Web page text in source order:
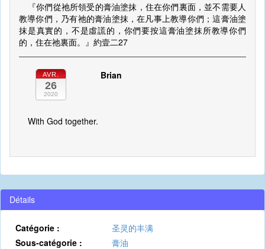
『你們從祂所領受的膏油塗抹，住在你們裏面，並不需要人
教導你們，乃有祂的膏油塗抹，在凡事上教導你們；這膏油塗
抹是真實的，不是虛謊的，你們要按這膏油塗抹所教導你們
的，住在祂裏面。』約壹二27
AVR.
26
2020
Brian
With God together.
Détails
Catégorie :
圣灵的丰满
Sous-catégorie :
膏油